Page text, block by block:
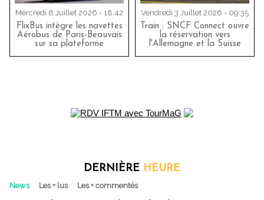
Mercredi 8 Juillet 2026 - 18:42
FlixBus intègre les navettes
Aérobus de Paris-Beauvais
sur sa plateforme
Vendredi 3 Juillet 2026 - 09:35
Train : SNCF Connect ouvre
la réservation vers
l'Allemagne et la Suisse
DERNIÈRE HEURE
News Les + lus Les + commentés